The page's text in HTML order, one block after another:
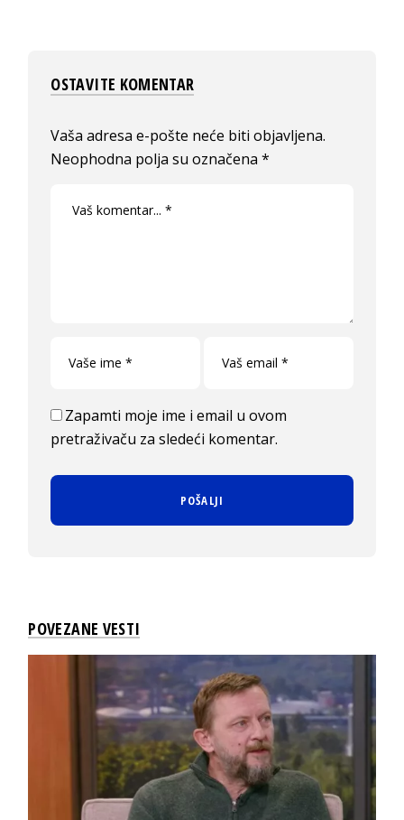
OSTAVITE KOMENTAR
Vaša adresa e-pošte neće biti objavljena.
Neophodna polja su označena*
Zapamti moje ime i email u ovom
pretraživaču za sledeći komentar.
POVEZANE VESTI